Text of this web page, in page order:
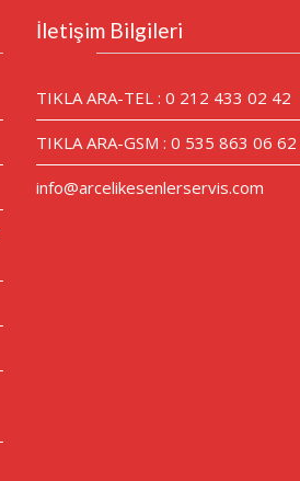
İletişim Bilgileri
TIKLA ARA-TEL : 0 212 433 02 42
TIKLA ARA-GSM : 0 535 863 06 62
info@arcelikesenlerservis.com